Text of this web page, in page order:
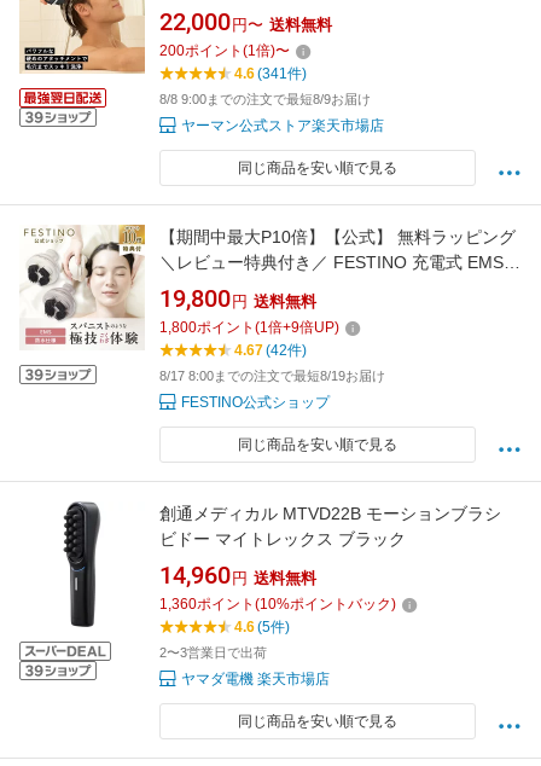
ブ MS32G》ブラック｜頭皮 洗浄 頭皮ブラシ
リフトケア 皮脂 男女兼用 防水 お風呂 自宅 シ
ャンプー 首 肩 プレゼント
22,000 円〜 送料無料
200ポイント (1倍)〜
4.6(341件)
8/8 9:00までの注文で最短8/9お届け
ヤーマン公式ストア楽天市場店
同じ商品を安い順で見る
【期間中最大P10倍】【公式】 無料ラッピング
＼レビュー特典付き／ FESTINO 充電式 EMSヘ
ッドスパ プレミア 電動ヘッドスパ 頭皮マッサ
ージ スカルプケア 防水 自宅 電動 美容家電 家
電 フェスティノ ホワイト サンドベージュ
SMHB-044 プレゼント 母の日
19,800 円 送料無料
1,800ポイント (1倍+9倍UP)
4.67(42件)
8/17 8:00までの注文で最短8/19お届け
FESTINO公式ショップ
同じ商品を安い順で見る
創通メディカル MTVD22B モーションブラシ
ビドー マイトレックス ブラック
14,960 円 送料無料
1,360ポイント (10%ポイントバック)
4.6(5件)
2〜3営業日で出荷
ヤマダ電機 楽天市場店
同じ商品を安い順で見る